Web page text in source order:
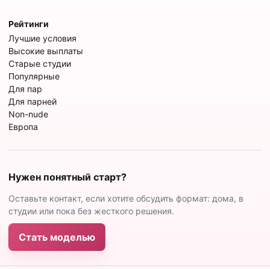
Рейтинги
Лучшие условия
Высокие выплаты
Старые студии
Популярные
Для пар
Для парней
Non-nude
Европа
Нужен понятный старт?
Оставьте контакт, если хотите обсудить формат: дома, в
студии или пока без жесткого решения.
Стать моделью